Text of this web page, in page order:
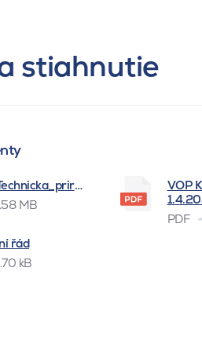
stiahnutie
KMBeta_Technicka_prirucka_BSK_
MB
VOP
PDF
řád
kB